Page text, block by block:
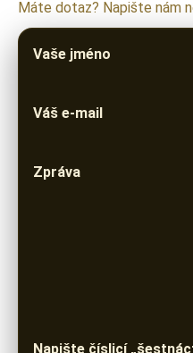
Máte dotaz? Napište nám
Vaše jméno
Váš e-mail
Zpráva
Napište číslicí